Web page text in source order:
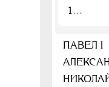
1
ПАВЕЛ I